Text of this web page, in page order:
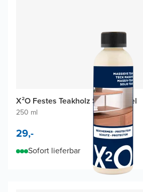
X²O Festes Teakholz Schutzmittel
250 ml
29,-
Sofort lieferbar